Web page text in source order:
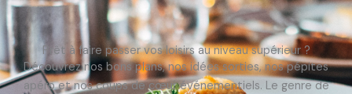
Prêt à faire passer vos loisirs au niveau supérieur ?
Découvrez nos bons plans, nos idées sorties, nos pépites
apéro et nos coups de cœur événementiels. Le genre de